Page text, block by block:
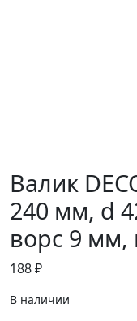
Валик
240 мм, d
ворс 9
188₽
В наличии